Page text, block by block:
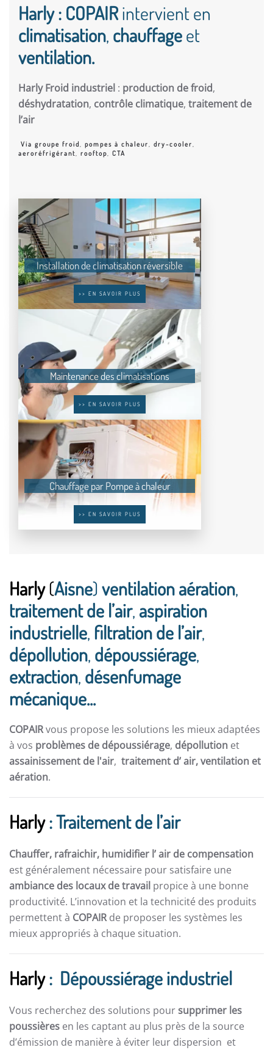
Harly : COPAIRintervient en
climatisation, chauffageet
ventilation.
Harly Froid industriel : production de froid,
déshydratation, contrôle climatique, traitement de
l’air
Via groupe froid, pompes à chaleur, dry-cooler,
aeroréfrigérant, rooftop, CTA
Installation de climatisation réversible
>> EN SAVOIR PLUS
Maintenance des climatisations
>> EN SAVOIR PLUS
Chauffage par Pompe à chaleur
>> EN SAVOIR PLUS
Harly(Aisne)ventilation aération,
traitement de l’air, aspiration
industrielle, filtration de l’air,
dépollution, dépoussiérage,
extraction, désenfumage
mécanique...
COPAIRvous propose les solutions les mieux adaptées
à vos problèmes de dépoussiérage, dépollution et
assainissement de l'air, traitement d’ air,ventilation et
aération.
Harly: Traitement de l’air
Chauffer, rafraichir, humidifier l’ air de compensation
est généralement nécessaire pour satisfaire une
ambiance des locaux de travail propice à une bonne
productivité. L’innovation et la technicité des produits
permettent à COPAIRde proposer les systèmes les
mieux appropriés à chaque situation.
Harly: Dépoussiérage industriel
Vous recherchez des solutions poursupprimer les
poussières en les captant au plus près de la source
d’émission de manière à éviter leur dispersion et